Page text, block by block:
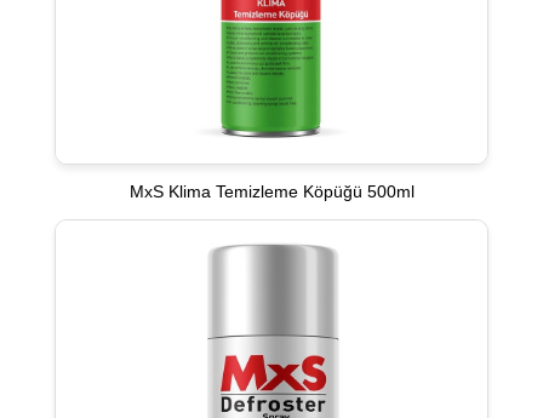
MxS Klima Temizleme Köpüğü 500ml